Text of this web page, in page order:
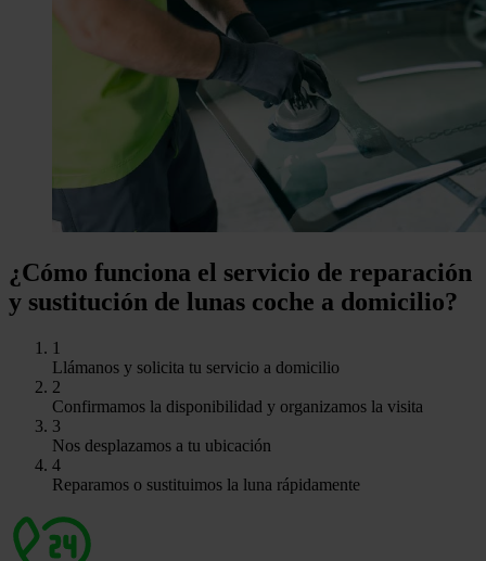
¿Cómo funciona el servicio de reparación
y sustitución de lunas coche a domicilio?
1
Llámanos y solicita tu servicio a domicilio
2
Confirmamos la disponibilidad y organizamos la visita
3
Nos desplazamos a tu ubicación
4
Reparamos o sustituimos la luna rápidamente